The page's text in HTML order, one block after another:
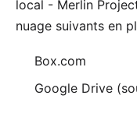
local - Merlin
nuage suivants en
Box.com
Google Drive